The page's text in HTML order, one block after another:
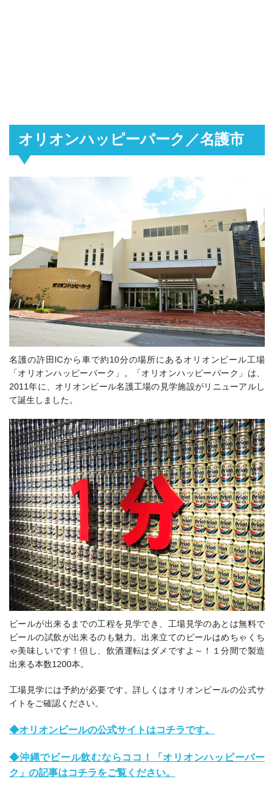
オリオンハッピーパーク／名護市
名護の許田ICから車で約10分の場所にあるオリオンビール工場
「オリオンハッピーパーク」。「オリオンハッピーパーク」は、
2011年に、オリオンビール名護工場の見学施設がリニューアルし
て誕生しました。
ビールが出来るまでの工程を見学でき、 工場見学のあとは無料で
ビールの試飲が出来るのも魅力。出来立てのビールはめちゃくち
ゃ美味しいです！但し、飲酒運転はダメですよ～！１分間で製造
出来る本数1200本。
工場見学には予約が必要です。詳しくはオリオンビールの公式サ
イトをご確認ください。
◆オリオンビールの公式サイトはコチラです。
◆沖縄でビール飲むならココ！「オリオンハッピーパー
ク」の記事はコチラをご覧ください。